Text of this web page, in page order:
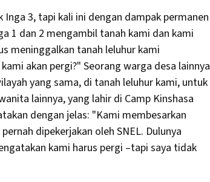
3, tapi kali ini dengan dampak permanen
1 dan 2 mengambil tanah kami dan kami
meninggalkan tanah leluhur kami
akan pergi?" Seorang warga desa lainnya
yang sama, di tanah leluhur kami, untuk
lainnya, yang lahir di Camp Kinshasa
dengan jelas: "Kami membesarkan
dipekerjakan oleh SNEL. Dulunya
kami harus pergi –tapi saya tidak